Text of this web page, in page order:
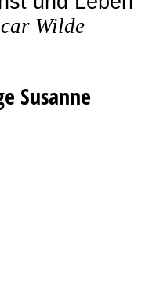
Wilde
Susanne